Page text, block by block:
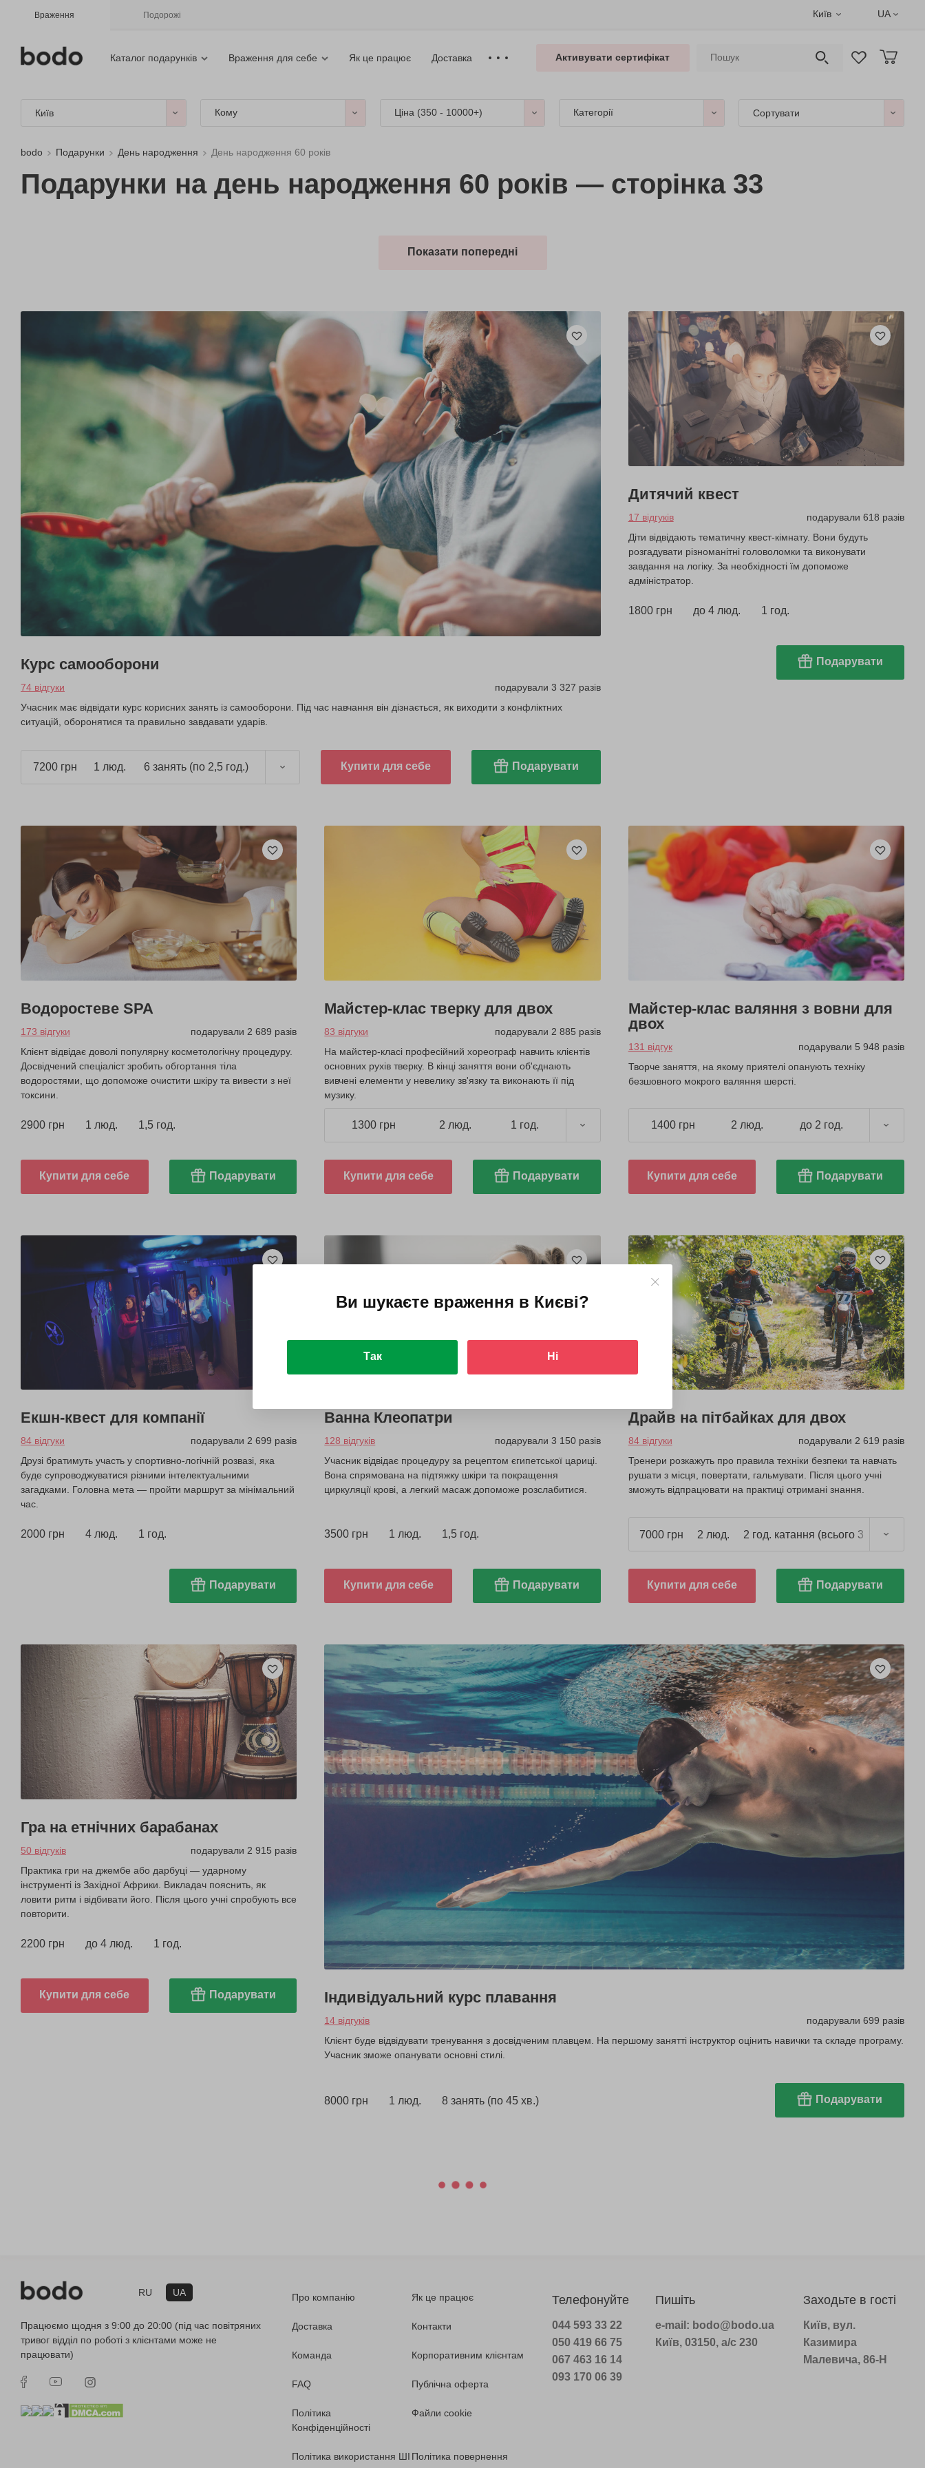
Враження Подорожі Київ UA
Каталог подарунків Враження для себе Як це працює Доставка Активувати сертифікат
Київ Кому Ціна (350 - 10000+) Категорії Сортувати
bodo Подарунки День народження День народження 60 років
Подарунки на день народження 60 років — сторінка 33
Показати попередні
Курс самооборони
74 відгуки
подарували 3 327 разів
Учасник має відвідати курс корисних занять із самооборони. Під час навчання він дізнається, як виходити з конфліктних
ситуацій, оборонятися та правильно завдавати ударів.
7200 грн 1 люд. 6 занять (по 2,5 год.) Купити для себе Подарувати
Дитячий квест
17 відгуків
подарували 618 разів
Діти відвідають тематичну квест-кімнату. Вони будуть
розгадувати різноманітні головоломки та виконувати
завдання на логіку. За необхідності їм допоможе
адміністратор.
1800 грн до 4 люд. 1 год.
Подарувати
Водоростеве SPA
173 відгуки
подарували 2 689 разів
Клієнт відвідає доволі популярну косметологічну процедуру.
Досвідчений спеціаліст зробить обгортання тіла
водоростями, що допоможе очистити шкіру та вивести з неї
токсини.
2900 грн 1 люд. 1,5 год.
Купити для себе Подарувати
Майстер-клас тверку для двох
83 відгуки
подарували 2 885 разів
На майстер-класі професійний хореограф навчить клієнтів
основних рухів тверку. В кінці заняття вони об'єднають
вивчені елементи у невелику зв'язку та виконають її під
музику.
1300 грн 2 люд. 1 год.
Купити для себе Подарувати
Майстер-клас валяння з вовни для
двох
131 відгук
подарували 5 948 разів
Творче заняття, на якому приятелі опанують техніку
безшовного мокрого валяння шерсті.
1400 грн 2 люд. до 2 год.
Купити для себе Подарувати
Екшн-квест для компанії
84 відгуки
подарували 2 699 разів
Друзі братимуть участь у спортивно-логічній розвазі, яка
буде супроводжуватися різними інтелектуальними
загадками. Головна мета — пройти маршрут за мінімальний
час.
2000 грн 4 люд. 1 год.
Подарувати
Ванна Клеопатри
128 відгуків
подарували 3 150 разів
Учасник відвідає процедуру за рецептом єгипетської цариці.
Вона спрямована на підтяжку шкіри та покращення
циркуляції крові, а легкий масаж допоможе розслабитися.
3500 грн 1 люд. 1,5 год.
Купити для себе Подарувати
Драйв на пітбайках для двох
84 відгуки
подарували 2 619 разів
Тренери розкажуть про правила техніки безпеки та навчать
рушати з місця, повертати, гальмувати. Після цього учні
зможуть відпрацювати на практиці отримані знання.
7000 грн 2 люд. 2 год. катання (всього 3 год.)
Купити для себе Подарувати
Гра на етнічних барабанах
50 відгуків
подарували 2 915 разів
Практика гри на джембе або дарбуці — ударному
інструменті із Західної Африки. Викладач пояснить, як
ловити ритм і відбивати його. Після цього учні спробують все
повторити.
2200 грн до 4 люд. 1 год.
Купити для себе Подарувати Індивідуальний курс плавання
14 відгуків
подарували 699 разів
Клієнт буде відвідувати тренування з досвідченим плавцем. На першому занятті інструктор оцінить навички та складе програму.
Учасник зможе опанувати основні стилі.
8000 грн 1 люд. 8 занять (по 45 хв.) Подарувати
RU UA
Працюємо щодня з 9:00 до 20:00 (під час повітряних
тривог відділ по роботі з клієнтами може не
працювати)
Про компанію Як це працює
Доставка Контакти
Команда Корпоративним клієнтам
FAQ Публічна оферта
Політика
Конфіденційності
Файли cookie
Політика використання ШІ Політика повернення
Телефонуйте
044 593 33 22
050 419 66 75
067 463 16 14
093 170 06 39
Пишіть
e-mail: bodo@bodo.ua
Київ, 03150, а/с 230
Заходьте в гості
Київ, вул.
Казимира
Малевича, 86-Н
Ви шукаєте враження в Києві?
Так Ні